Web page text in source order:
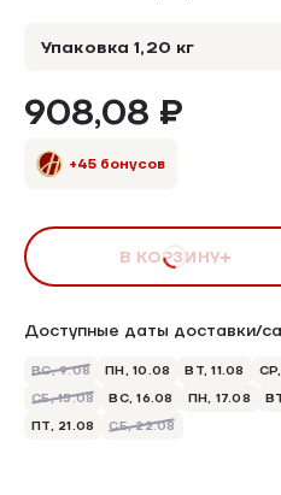
Доступные даты доставки/
ВС, 9.08 ПН, 10.08 ВТ, 11.08
СБ, 15.08
ВС, 16.08 ПН, 17.08
ПТ, 21.08
СБ, 22.08
Упаковка 1,20 кг
908,08 ₽
+45 бонусов
В КОРЗИНУ